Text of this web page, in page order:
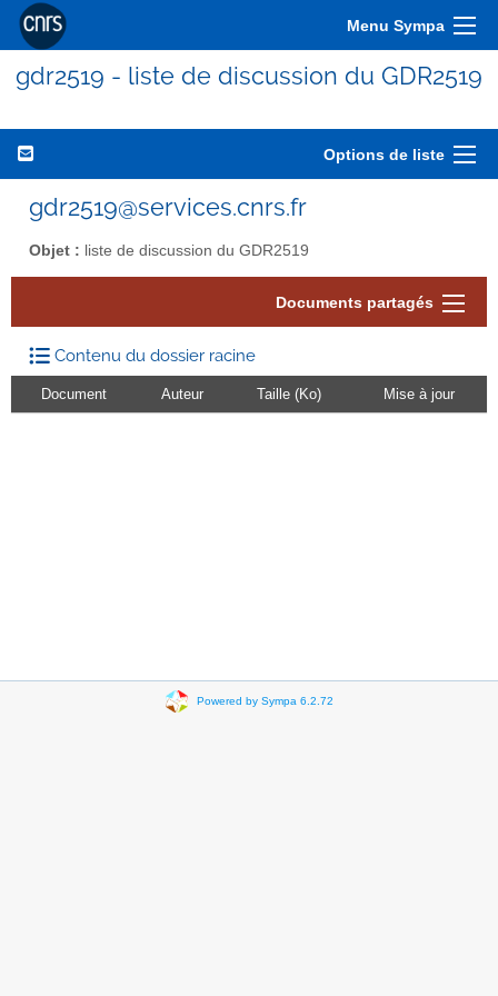
Menu Sympa
gdr2519 - liste de discussion du GDR2519
Options de liste
gdr2519@services.cnrs.fr
Objet : liste de discussion du GDR2519
Documents partagés
Contenu du dossier racine
Document Auteur Taille (Ko) Mise à jour
Powered by Sympa 6.2.72